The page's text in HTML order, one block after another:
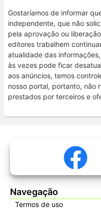
Gostaríamos de informar
independente, que não
pela aprovação ou
editores trabalhem
atualidade das
às vezes pode ficar
aos anúncios, temos
nosso portal, portanto, não
prestados por terceiros e
Navegação
Termos de uso